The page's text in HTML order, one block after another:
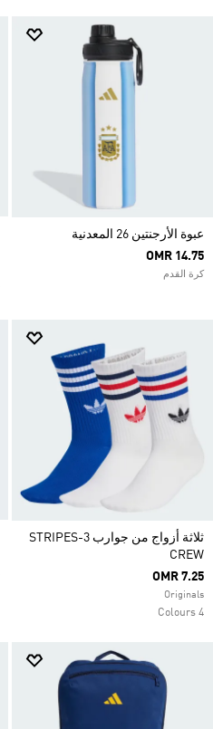
عبوة الأرجنتين 26 المعدنية
OMR 14.75
كرة القدم
ثلاثة أزواج من جوارب 3-STRIPES
CREW
OMR 7.25
Originals
4 Colours